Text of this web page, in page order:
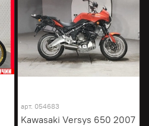
арт. 054683
Kawasaki Versys 650 2007